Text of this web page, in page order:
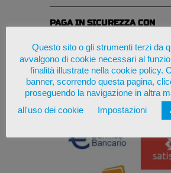
PAGA IN SICUREZZA CON
Questo sito o gli strumenti terzi da
avvalgono di cookie necessari al
finalità illustrate nella cookie policy.
banner, scorrendo questa pagina,
proseguendo la navigazione in altra
all'uso dei cookie
Impostazioni